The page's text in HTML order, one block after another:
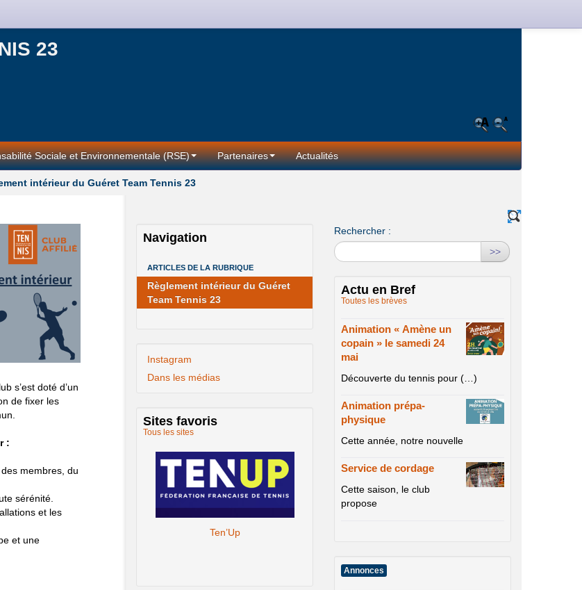
23
Sociale et Environnementale (RSE) Partenaires Actualités
intérieur du Guéret Team Tennis 23
s’est doté d’un
de fixer les
:
membres, du
sérénité.
et les
et une
Navigation
ARTICLES DE LA RUBRIQUE
Règlement intérieur du Guéret
Team Tennis 23
Instagram
Dans les médias
Sites favoris
Tous les sites
Ten’Up
Rechercher :
>>
Actu en Bref
Toutes les brèves
Animation « Amène un
copain » le samedi 24
mai
Découverte du tennis pour (…)
Animation prépa-
physique
Cette année, notre nouvelle
Service de cordage
Cette saison, le club
propose
Annonces